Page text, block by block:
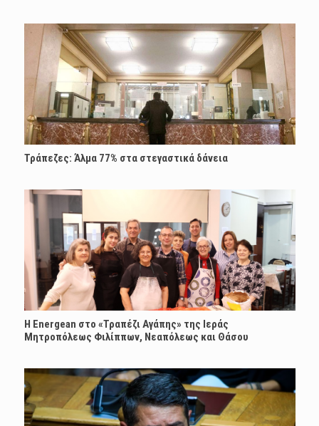
Τράπεζες: Άλμα 77% στα στεγαστικά δάνεια
H Energean στο «Τραπέζι Αγάπης» της Ιεράς
Μητροπόλεως Φιλίππων, Νεαπόλεως και Θάσου